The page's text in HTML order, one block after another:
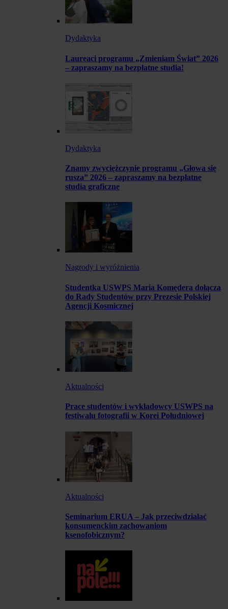
Dydaktyka
Laureaci programu „Zmieniam Świat” 2026
– zapraszamy na bezpłatne studia!
Dydaktyka
Znamy zwyciężczynie programu „Głowa się
rusza” 2026 – zapraszamy na bezpłatne
studia graficzne
Nagrody i wyróżnienia
Studentka USWPS Maria Komędera dołącza
do Rady Studentów przy Prezesie Polskiej
Agencji Kosmicznej
Aktualności
Prace studentów i wykładowcy USWPS na
festiwalu fotografii w Korei Południowej
Aktualności
Seminarium ERUA – Jak przeciwdziałać
konsumenckim zachowaniom
ksenofobicznym?